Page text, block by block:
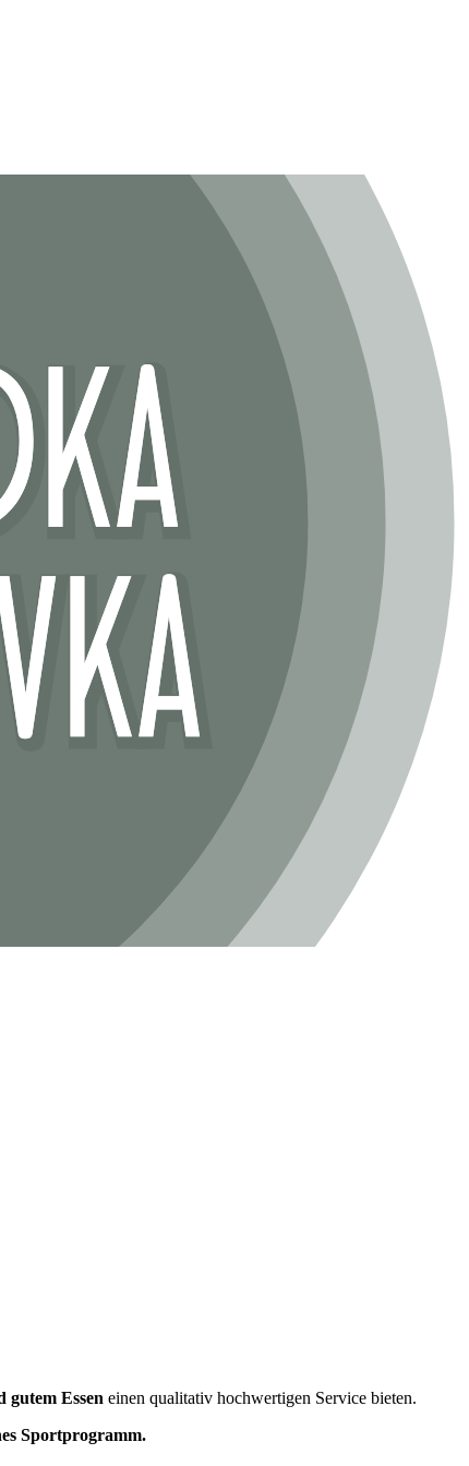
gutem Essen einen qualitativ hochwertigen Service bieten.
Sportprogramm.